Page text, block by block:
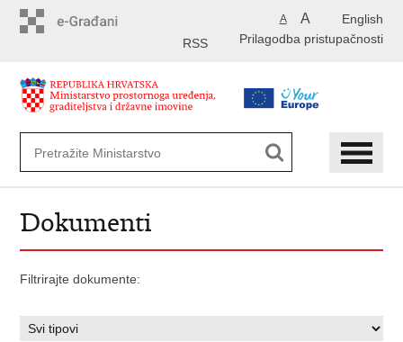
English
A A
Prilagodba pristupačnosti
RSS
Dokumenti
Filtrirajte dokumente: